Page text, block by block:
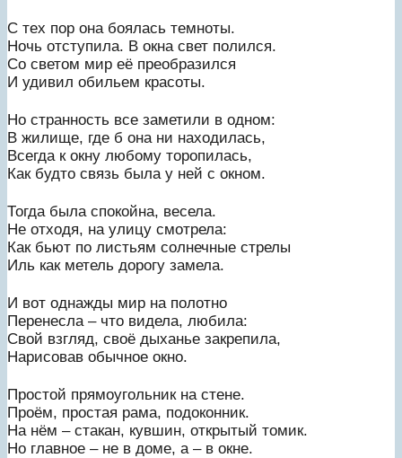
С тех пор она боялась темноты.
Ночь отступила. В окна свет полился.
Со светом мир её преобразился
И удивил обильем красоты.
Но странность все заметили в одном:
В жилище, где б она ни находилась,
Всегда к окну любому торопилась,
Как будто связь была у ней с окном.
Тогда была спокойна, весела.
Не отходя, на улицу смотрела:
Как бьют по листьям солнечные стрелы
Иль как метель дорогу замела.
И вот однажды мир на полотно
Перенесла – что видела, любила:
Свой взгляд, своё дыханье закрепила,
Нарисовав обычное окно.
Простой прямоугольник на стене.
Проём, простая рама, подоконник.
На нём – стакан, кувшин, открытый томик.
Но главное – не в доме, а – в окне.